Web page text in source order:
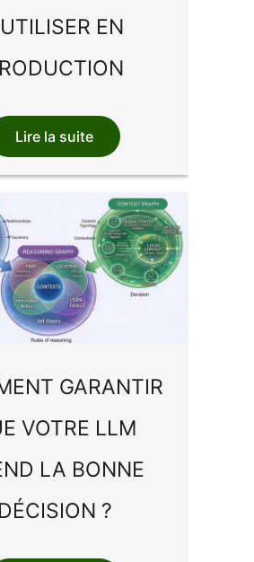
EN
Lire la suite
GARANTIR
VOTRE LLM
LA BONNE
DÉCISION ?